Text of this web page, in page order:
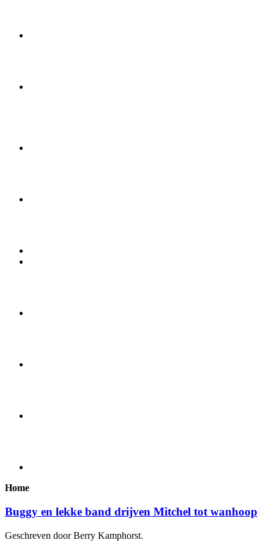
Home
Buggy en lekke band drijven Mitchel tot wanhoop
Geschreven door Berry Kamphorst.